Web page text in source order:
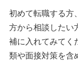
初めて転職する方
方から相談したい
補に入れてみてく
類や面接対策を含